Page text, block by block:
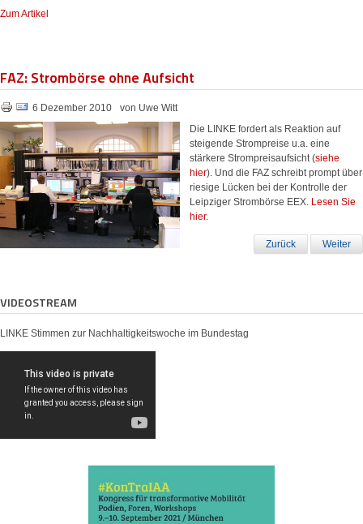
Zum Artikel
FAZ: Strombörse ohne Aufsicht
6 Dezember 2010
von Uwe Witt
Die LINKE fordert als Reaktion auf
steigende Strompreise u.a. eine
stärkere Strompreisaufsicht (siehe
hier). Und die FAZ schreibt prompt über
riesige Lücken bei der Kontrolle der
Leipziger Strombörse EEX. Lesen Sie
hier.
Zurück Weiter
VIDEOSTREAM
LINKE Stimmen zur Nachhaltigkeitswoche im Bundestag